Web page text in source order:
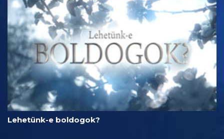
Lehetünk-e boldogok?